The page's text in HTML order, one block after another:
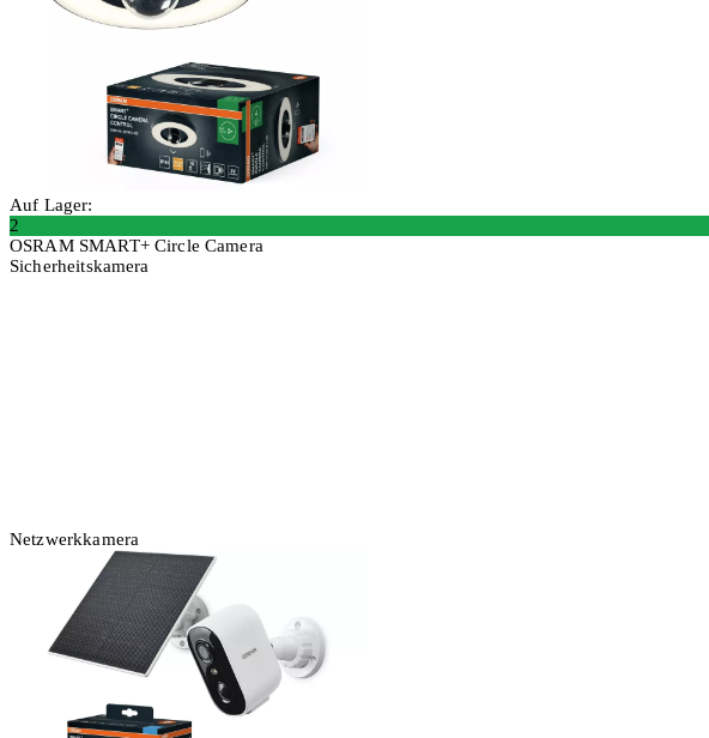
Auf Lager:
2
OSRAM SMART+ Circle Camera
Sicherheitskamera
Netzwerkkamera